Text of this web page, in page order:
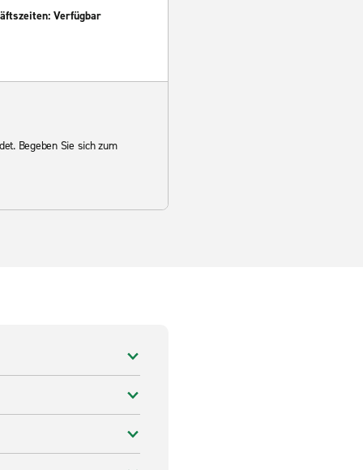
Verfügbar
Begeben Sie sich zum